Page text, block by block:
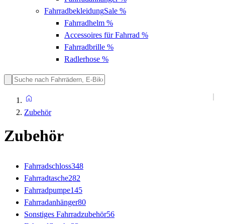
FahrradbekleidungSale %
Fahrradhelm %
Accessoires für Fahrrad %
Fahrradbrille %
Radlerhose %
Zubehör
Zubehör
Fahrradschloss348
Fahrradtasche282
Fahrradpumpe145
Fahrradanhänger80
Sonstiges Fahrradzubehör56